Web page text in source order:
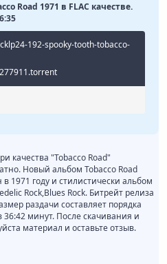
Road 1971 в FLAC качестве.
192-spooky-tooth-tobacco-
качества "Tobacco Road"
Новый альбом Tobacco Road
1971 году и стилистически альбом
Rock,Blues Rock. Битрейт релиза
раздачи составляет порядка
минут. После скачивания и
материал и оставьте отзыв.